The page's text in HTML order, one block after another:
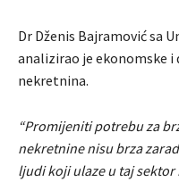
Dr Dženis Bajramović sa
analizirao je ekonomske
nekretnina.
“Promijeniti potrebu za
nekretnine nisu brza
ljudi koji ulaze u taj sektor